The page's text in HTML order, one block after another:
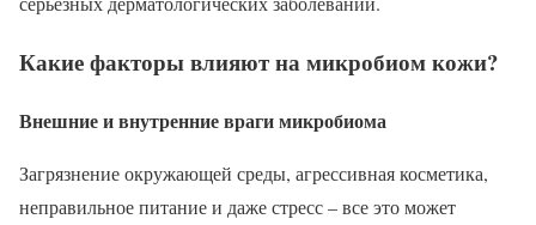
Какие факторы влияют на микробиом кожи?
Внешние и внутренние враги микробиома
Загрязнение окружающей среды, агрессивная косметика,
неправильное питание и даже стресс – все это может